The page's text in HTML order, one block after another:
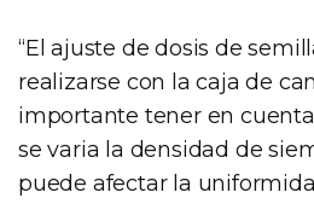
“El ajuste de dosis de
realizarse con la caja de
importante tener en
se varia la densidad de
puede afectar la